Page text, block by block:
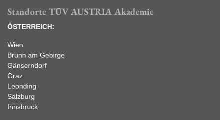
Standorte TÜV AUSTRIA Akademie
ÖSTERREICH:
Wien
Brunn am Gebirge
Gänserndorf
Graz
Leonding
Salzburg
Innsbruck